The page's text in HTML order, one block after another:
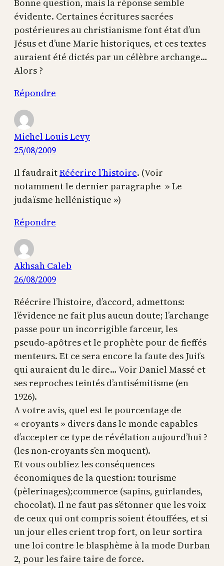
Bonne question, mais la réponse semble
évidente. Certaines écritures sacrées
postérieures au christianisme font état d’un
Jésus et d’une Marie historiques, et ces textes
auraient été dictés par un célèbre archange…
Alors ?
Répondre
Michel Louis Levy
25/08/2009
Il faudraitRéécrire l’histoire. (Voir
notamment le dernier paragraphe » Le
judaïsme hellénistique »)
Répondre
Akhsah Caleb
26/08/2009
Réécrire l’histoire, d’accord, admettons:
l’évidence ne fait plus aucun doute; l’archange
passe pour un incorrigible farceur, les
pseudo-apôtres et le prophète pour de fieffés
menteurs. Et ce sera encore la faute des Juifs
qui auraient du le dire… Voir Daniel Massé et
ses reproches teintés d’antisémitisme (en
1926).
A votre avis, quel est le pourcentage de
« croyants » divers dans le monde capables
d’accepter ce type de révélation aujourd’hui ?
(les non-croyants s’en moquent).
Et vous oubliez les conséquences
économiques de la question: tourisme
(pèlerinages);commerce (sapins, guirlandes,
chocolat). Il ne faut pas s’étonner que les voix
de ceux qui ont compris soient étouffées, et si
un jour elles crient trop fort, on leur sortira
une loi contre le blasphème à la mode Durban
2, pour les faire taire de force.